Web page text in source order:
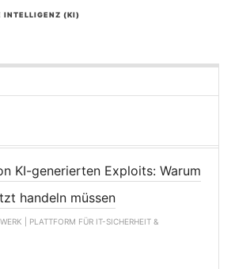
INTELLIGENZ (KI)
KI-generierten Exploits: Warum
handeln müssen
| PLATTFORM FÜR IT-SICHERHEIT &